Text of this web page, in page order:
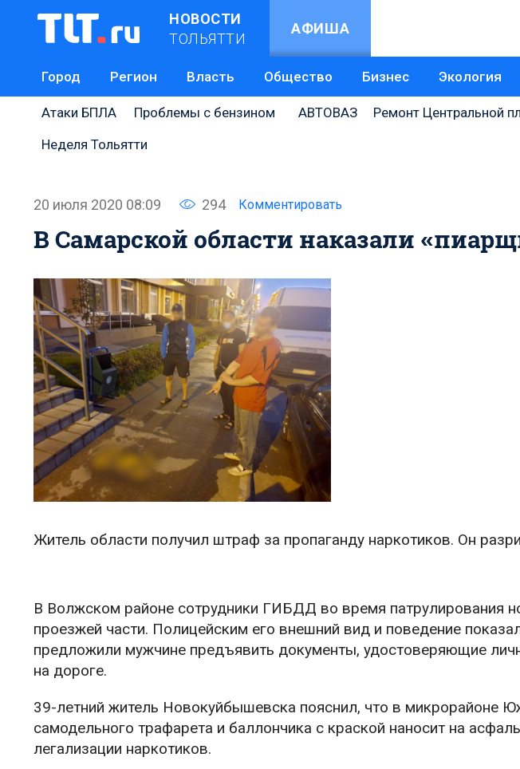
НОВОСТИ
ТОЛЬЯТТИ
АФИША
Город Регион Власть Общество Бизнес Экология
Атаки БПЛА Проблемы с бензином АВТОВАЗ Ремонт Центральной
Неделя Тольятти
20 июля 2020 08:09 294 Комментировать
В Самарской области наказали
Житель области получил штраф за пропаганду наркотиков. Он
В Волжском районе сотрудники ГИБДД во время патрулирования
проезжей части. Полицейским его внешний вид и поведение
предложили мужчине предъявить документы, удостоверяющие
на дороге.
39-летний житель Новокуйбышевска пояснил, что в микрорайоне
самодельного трафарета и баллончика с краской наносит на
легализации наркотиков.